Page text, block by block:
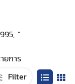
”
ยการ
Filter